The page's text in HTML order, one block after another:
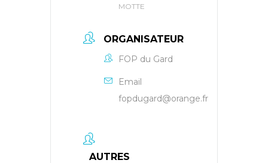
MOTTE
ORGANISATEUR
FOP du Gard
Email
fopdugard@orange.fr
AUTRES